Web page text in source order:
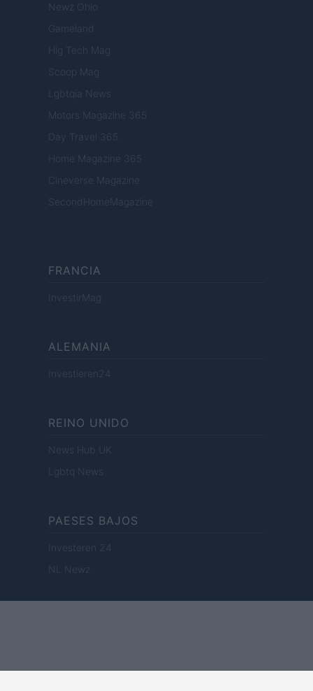
Newz Ohio
Gameland
Hig Tech Mag
Scoop Mag
Lgbtqia News
Motors Magazine 365
Day Travel 365
Home Magazine 365
Cineverse Magazine
SecondHomeMagazine
FRANCIA
InvestirMag
ALEMANIA
Investieren24
REINO UNIDO
News Hub UK
Lgbtq News
PAESES BAJOS
Investeren 24
NL Newz